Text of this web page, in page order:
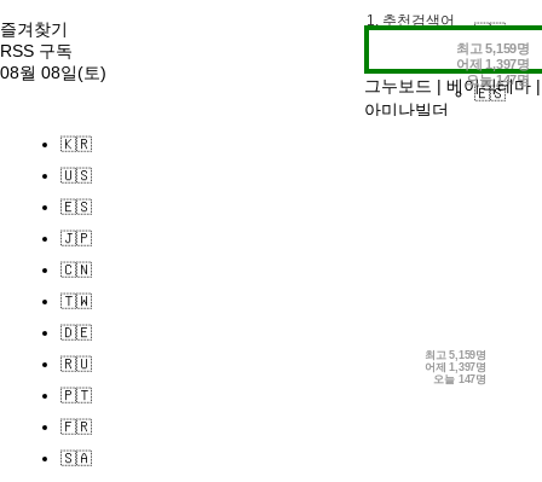
즐겨찾기
RSS 구독
08월 08일(토)
🇰🇷
🇺🇸
🇪🇸
로그인
최고5,159명
어제1,397명
오늘147명
1. 추천검색어
3. 작가인터뷰
그누보드 | 베이직테마 |
아미나빌더
🇰🇷
🇺🇸
🇪🇸
🇯🇵
🇨🇳
🇹🇼
🇩🇪
🇷🇺
🇵🇹
🇫🇷
🇸🇦
최고5,159명
어제1,397명
오늘 147명